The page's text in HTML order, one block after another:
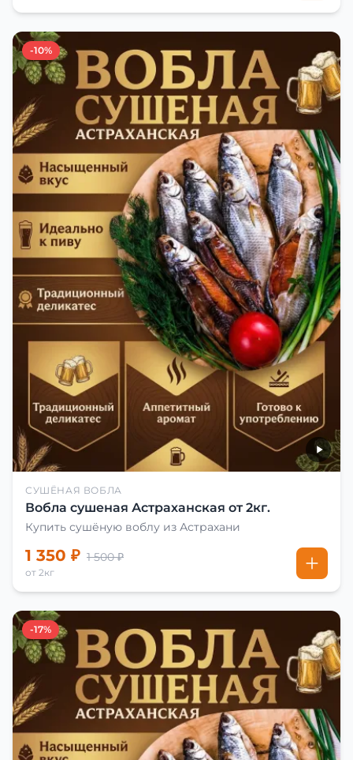
-10%
СУШЁНАЯ ВОБЛА
Вобла сушеная Астраханская от 2кг.
Купить сушёную воблу из Астрахани
1 350 ₽ 1 500 ₽
от 2кг
-17%